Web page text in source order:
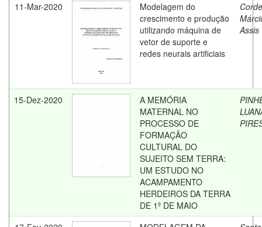
11-Mar-2020
Modelagem do
crescimento e produção
utilizando máquina de
vetor de suporte e
redes neurais artificiais
Assis
15-Dez-2020
A MEMÓRIA
MATERNAL NO
PROCESSO DE
FORMAÇÃO
CULTURAL DO
SUJEITO SEM TERRA:
UM ESTUDO NO
ACAMPAMENTO
HERDEIROS DA TERRA
DE 1º DE MAIO